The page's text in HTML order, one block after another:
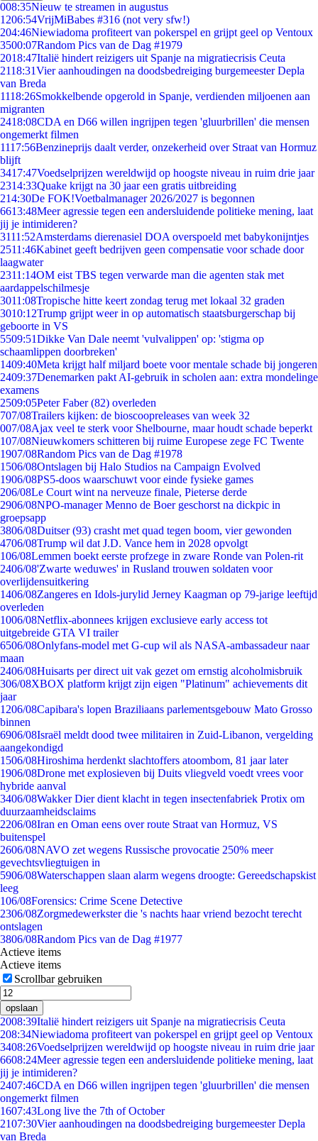
008:35Nieuw te streamen in augustus
1206:54VrijMiBabes #316 (not very sfw!)
204:46Niewiadoma profiteert van pokerspel en grijpt geel op Ventoux
3500:07Random Pics van de Dag #1979
2018:47Italië hindert reizigers uit Spanje na migratiecrisis Ceuta
2118:31Vier aanhoudingen na doodsbedreiging burgemeester Depla
van Breda
1118:26Smokkelbende opgerold in Spanje, verdienden miljoenen aan
migranten
2418:08CDA en D66 willen ingrijpen tegen 'gluurbrillen' die mensen
ongemerkt filmen
1117:56Benzineprijs daalt verder, onzekerheid over Straat van Hormuz
blijft
3417:47Voedselprijzen wereldwijd op hoogste niveau in ruim drie jaar
2314:33Quake krijgt na 30 jaar een gratis uitbreiding
214:30De FOK!Voetbalmanager 2026/2027 is begonnen
6613:48Meer agressie tegen een andersluidende politieke mening, laat
jij je intimideren?
3111:52Amsterdams dierenasiel DOA overspoeld met babykonijntjes
2511:46Kabinet geeft bedrijven geen compensatie voor schade door
laagwater
2311:14OM eist TBS tegen verwarde man die agenten stak met
aardappelschilmesje
3011:08Tropische hitte keert zondag terug met lokaal 32 graden
3010:12Trump grijpt weer in op automatisch staatsburgerschap bij
geboorte in VS
5509:51Dikke Van Dale neemt 'vulvalippen' op: 'stigma op
schaamlippen doorbreken'
1409:40Meta krijgt half miljard boete voor mentale schade bij jongeren
2409:37Denemarken pakt AI-gebruik in scholen aan: extra mondelinge
examens
2509:05Peter Faber (82) overleden
707/08Trailers kijken: de bioscoopreleases van week 32
007/08Ajax veel te sterk voor Shelbourne, maar houdt schade beperkt
107/08Nieuwkomers schitteren bij ruime Europese zege FC Twente
1907/08Random Pics van de Dag #1978
1506/08Ontslagen bij Halo Studios na Campaign Evolved
1906/08PS5-doos waarschuwt voor einde fysieke games
206/08Le Court wint na nerveuze finale, Pieterse derde
2906/08NPO-manager Menno de Boer geschorst na dickpic in
groepsapp
3806/08Duitser (93) crasht met quad tegen boom, vier gewonden
4706/08Trump wil dat J.D. Vance hem in 2028 opvolgt
106/08Lemmen boekt eerste profzege in zware Ronde van Polen-rit
2406/08'Zwarte weduwes' in Rusland trouwen soldaten voor
overlijdensuitkering
1406/08Zangeres en Idols-jurylid Jerney Kaagman op 79-jarige leeftijd
overleden
1006/08Netflix-abonnees krijgen exclusieve early access tot
uitgebreide GTA VI trailer
6506/08Onlyfans-model met G-cup wil als NASA-ambassadeur naar
maan
2406/08Huisarts per direct uit vak gezet om ernstig alcoholmisbruik
306/08XBOX platform krijgt zijn eigen "Platinum" achievements dit
jaar
1206/08Capibara's lopen Braziliaans parlementsgebouw Mato Grosso
binnen
6906/08Israël meldt dood twee militairen in Zuid-Libanon, vergelding
aangekondigd
1506/08Hiroshima herdenkt slachtoffers atoombom, 81 jaar later
1906/08Drone met explosieven bij Duits vliegveld voedt vrees voor
hybride aanval
3406/08Wakker Dier dient klacht in tegen insectenfabriek Protix om
duurzaamheidsclaims
2206/08Iran en Oman eens over route Straat van Hormuz, VS
buitenspel
2606/08NAVO zet wegens Russische provocatie 250% meer
gevechtsvliegtuigen in
5906/08Waterschappen slaan alarm wegens droogte: Gereedschapskist
leeg
106/08Forensics: Crime Scene Detective
2306/08Zorgmedewerkster die 's nachts haar vriend bezocht terecht
ontslagen
3806/08Random Pics van de Dag #1977
Actieve items
Actieve items
Scrollbar gebruiken
opslaan
2008:39Italië hindert reizigers uit Spanje na migratiecrisis Ceuta
208:34Niewiadoma profiteert van pokerspel en grijpt geel op Ventoux
3408:26Voedselprijzen wereldwijd op hoogste niveau in ruim drie jaar
6608:24Meer agressie tegen een andersluidende politieke mening, laat
jij je intimideren?
2407:46CDA en D66 willen ingrijpen tegen 'gluurbrillen' die mensen
ongemerkt filmen
1607:43Long live the 7th of October
2107:30Vier aanhoudingen na doodsbedreiging burgemeester Depla
van Breda